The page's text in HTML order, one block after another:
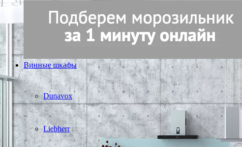
Винные шкафы
Dunavox
Liebherr